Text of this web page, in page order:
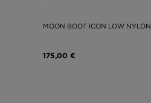
MOON BOOT ICON LOW NYLON
175,00 €